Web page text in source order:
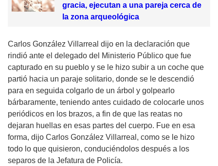
gracia, ejecutan a una pareja cerca de
la zona arqueológica
Carlos González Villarreal dijo en la declaración que
rindió ante el delegado del Ministerio Público que fue
capturado en su pueblo y se le hizo subir a un coche que
partió hacia un paraje solitario, donde se le descendió
para en seguida colgarlo de un árbol y golpearlo
bárbaramente, teniendo antes cuidado de colocarle unos
periódicos en los brazos, a fin de que las reatas no
dejaran huellas en esas partes del cuerpo. Fue en esa
forma, dijo Carlos González Villarreal, como se le hizo
todo lo que quisieron, conduciéndolos después a los
separos de la Jefatura de Policía.